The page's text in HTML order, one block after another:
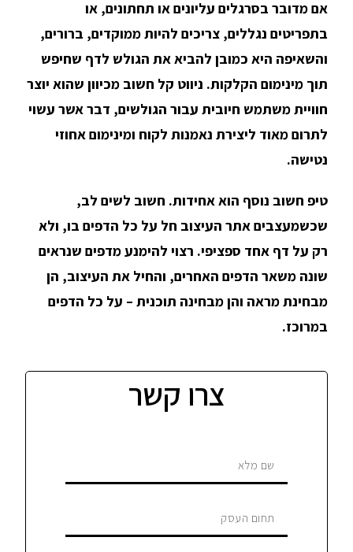
אם מדובר בסרגלים עליונים או תחתונים, או
בתפריטים נגללים, צריכים להיות ממוקדים, ברורים,
והשאיפה היא כמובן להביא את הגולש לדף שחיפש
תוך מינימום הקלקות. ניווט קל חשוב מכיוון שהוא יוצר
חוויית משתמש חיובית עבור הגולשים, דבר אשר עשוי
לתרום מאוד ליצירת נאמנות לקוח ומינימום אחוזי
נטישה.
טיפ חשוב נוסף הוא אחידות. חשוב לשים לב,
שכשמעצבים אתר העיצוב חל על כל הדפים בו, ולא
רק על דף אחד ספציפי. רצוי להימנע מדפים שנראים
שונה משאר הדפים האחרים, והחיל את העיצוב, הן
מבחינת מראה והן מבחינה תוכנית – על כל הדפים
במרוכז.
צרו קשר